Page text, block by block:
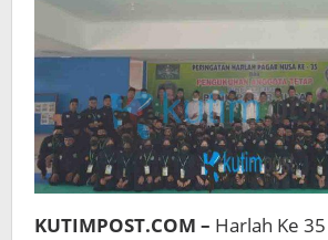
KUTIMPOST.COM – Harlah Ke 35